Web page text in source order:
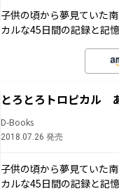
子供の頃から夢見ていた
カルな45日間の記録と記憶
とろとろトロピカル
D-Books
2018.07.26 発売
子供の頃から夢見ていた
カルな45日間の記録と記憶